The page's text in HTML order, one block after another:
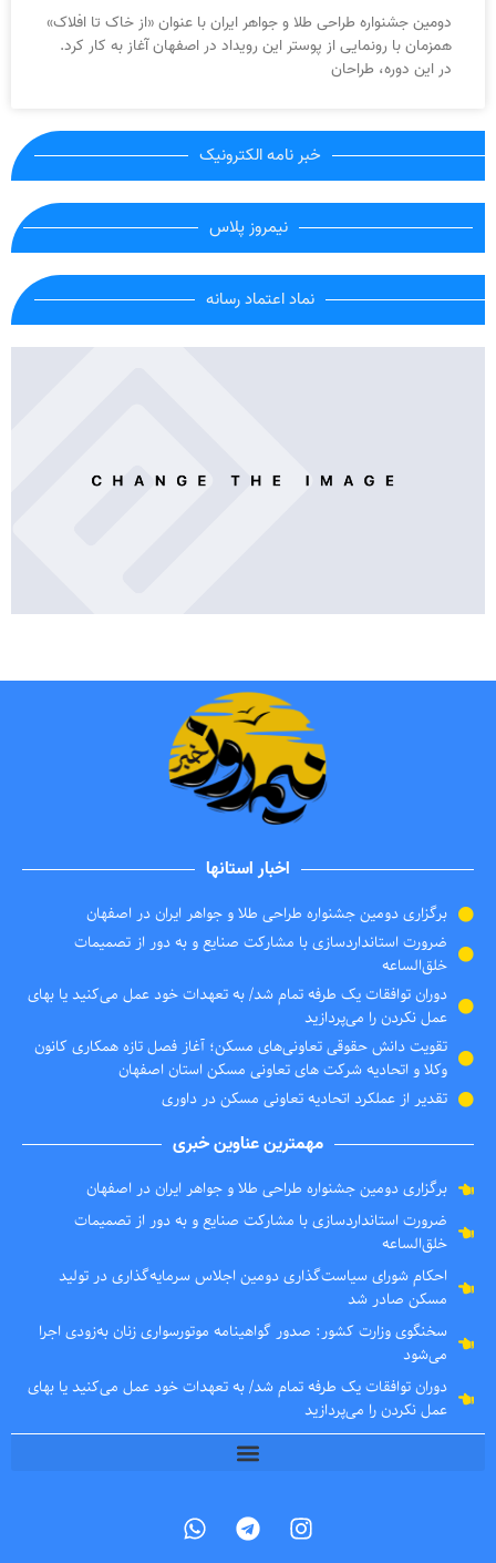
دومین جشنواره طراحی طلا و جواهر ایران با عنوان «از خاک تا افلاک»
همزمان با رونمایی از پوستر این رویداد در اصفهان آغاز به کار کرد.
در این دوره، طراحان
خبر نامه الکترونیک
نیمروز پلاس
نماد اعتماد رسانه
اخبار استانها
برگزاری دومین جشنواره طراحی طلا و جواهر ایران در اصفهان
ضرورت استانداردسازی با مشارکت صنایع و به دور از تصمیمات
خلق‌الساعه
دوران توافقات یک طرفه تمام شد/ به تعهدات خود عمل می‌کنید یا بهای
عمل نکردن را می‌پردازید
تقویت دانش حقوقی تعاونی‌های مسکن؛ آغاز فصل تازه همکاری کانون
وکلا و اتحادیه شرکت های تعاونی مسکن استان اصفهان
تقدیر از عملکرد اتحادیه تعاونی مسکن در داوری
مهمترین عناوین خبری
برگزاری دومین جشنواره طراحی طلا و جواهر ایران در اصفهان
ضرورت استانداردسازی با مشارکت صنایع و به دور از تصمیمات
خلق‌الساعه
احکام شورای سیاست‌گذاری دومین اجلاس سرمایه‌گذاری در تولید
مسکن صادر شد
سخنگوی وزارت کشور: صدور گواهینامه موتورسواری زنان به‌زودی اجرا
می‌شود
دوران توافقات یک طرفه تمام شد/ به تعهدات خود عمل می‌کنید یا بهای
عمل نکردن را می‌پردازید